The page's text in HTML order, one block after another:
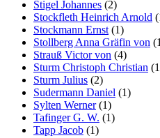
Stigel Johannes (2)
Stockfleth Heinrich Arnold
Stockmann Ernst (1)
Stollberg Anna Gräfin von
Strauß Victor von (4)
Sturm Christoph Christian
Sturm Julius (2)
Sudermann Daniel (1)
Sylten Werner(1)
Tafinger G. W. (1)
Tapp Jacob (1)